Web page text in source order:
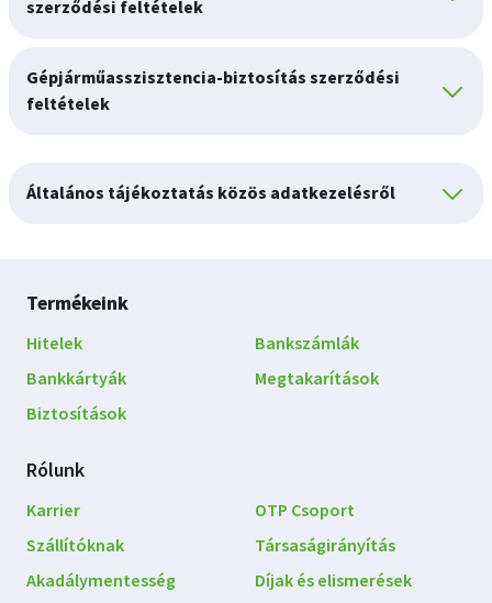
szerződési feltételek
Gépjárműasszisztencia-biztosítás szerződési
feltételek
Általános tájékoztatás közös adatkezelésről
Lábléc
navigáció
Termékeink
Hitelek
Bankszámlák
Bankkártyák
Megtakarítások
Biztosítások
Rólunk
Karrier
Szállítóknak
Akadálymentesség
OTP Csoport
Társaságirányítás
Díjak és elismerések